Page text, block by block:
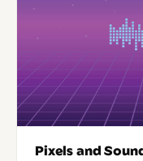
Pixels and